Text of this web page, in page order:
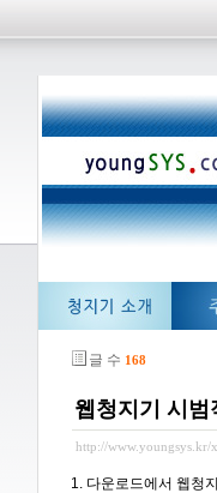
글 수 168
웹청지기 시
http://www.youngsys.kr/
1. 다운로드에서 웹청